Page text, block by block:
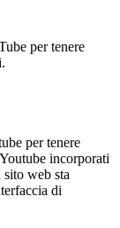
per tenere
per tenere
incorporati
web sta
di